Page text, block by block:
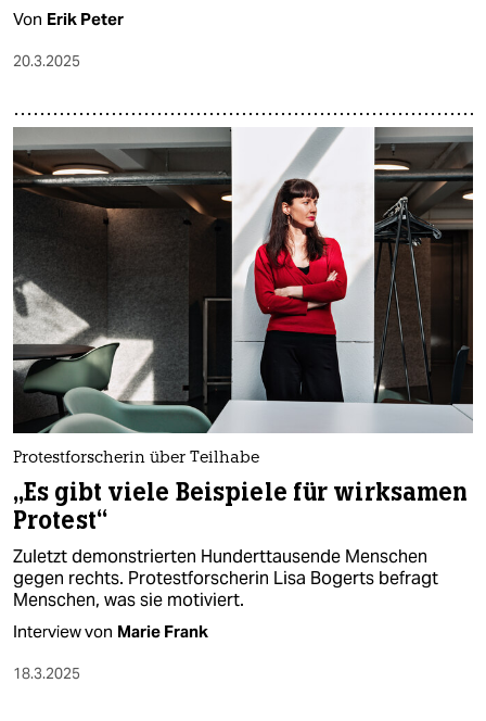
Von Erik Peter
20.3.2025
Protestforscherin über Teilhabe
„Es gibt viele Beispiele für wirksamen
Protest“
Zuletzt demonstrierten Hunderttausende Menschen
gegen rechts. Protestforscherin Lisa Bogerts befragt
Menschen, was sie motiviert.
Interview von Marie Frank
18.3.2025